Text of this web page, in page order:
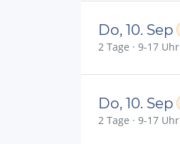
Do, 10. Sep
2 Tage · 9-17 Uhr
Do, 10. Sep
2 Tage · 9-17 Uhr